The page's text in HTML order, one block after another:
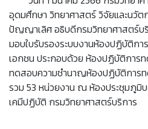
อุดมศึกษา วิทยาศาสตร์ วิจัยและนวั
ปัญญาเลิศ อธิบดีกรมวิทยาศาสตร์บริ
มอบใบรับรองระบบงานห้องปฏิบัติกา
เอกชน ประกอบด้วย ห้องปฏิบัติการ
ทดสอบความชำนาญห้องปฏิบัติการ
รวม 53 หน่วยงาน ณ ห้องประชุมภูมิ
เคมีปฏิบัติ กรมวิทยาศาสตร์บริการ